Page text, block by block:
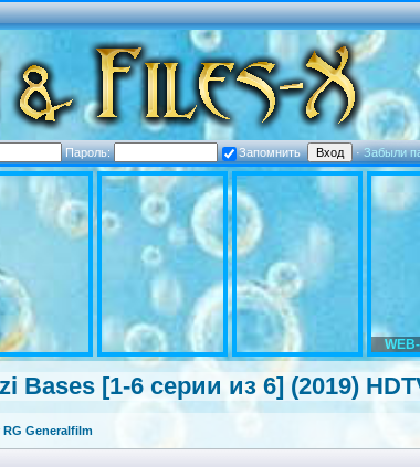
Пароль: Запомнить ·Забыли
[1-6 серии из 6] (2019)
Generalfilm